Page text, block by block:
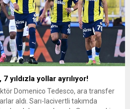
yıldızla yollar ayrılıyor!
Domenico Tedesco, ara transfer
aldı. Sarı-lacivertli takımda